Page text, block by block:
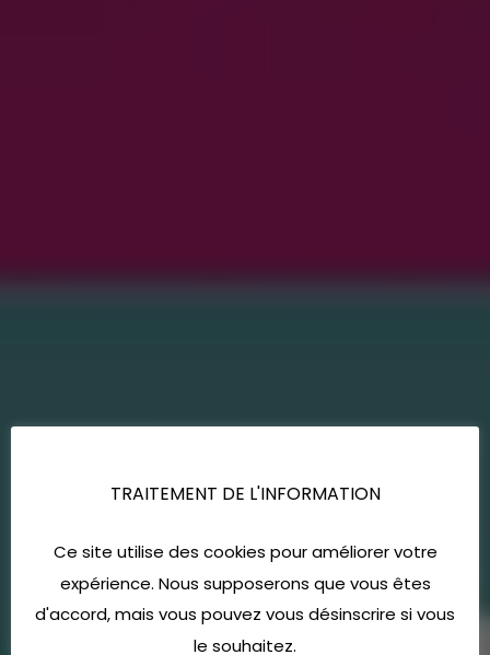
TRAITEMENT DE L'INFORMATION
Ce site utilise des cookies pour améliorer votre
expérience. Nous supposerons que vous êtes
d'accord, mais vous pouvez vous désinscrire si vous
le souhaitez.